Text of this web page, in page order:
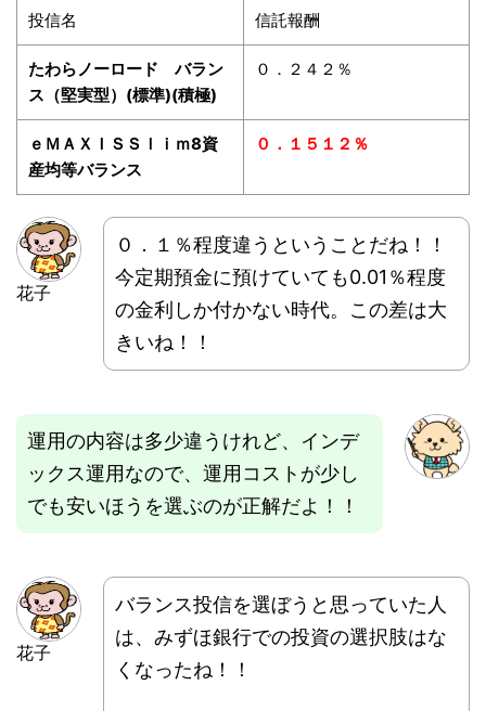
投信名 信託報酬
たわらノーロード バラン
ス（堅実型）(標準)(積極)
０．２４２％
ｅＭＡＸＩＳＳｌｉｍ8資
産均等バランス
０．１５１２％
花子
０．１％程度違うということだね！！
今定期預金に預けていても0.01％程度
の金利しか付かない時代。この差は大
きいね！！
運用の内容は多少違うけれど、インデ
ックス運用なので、運用コストが少し
でも安いほうを選ぶのが正解だよ！！
花子
バランス投信を選ぼうと思っていた人
は、みずほ銀行での投資の選択肢はな
くなったね！！